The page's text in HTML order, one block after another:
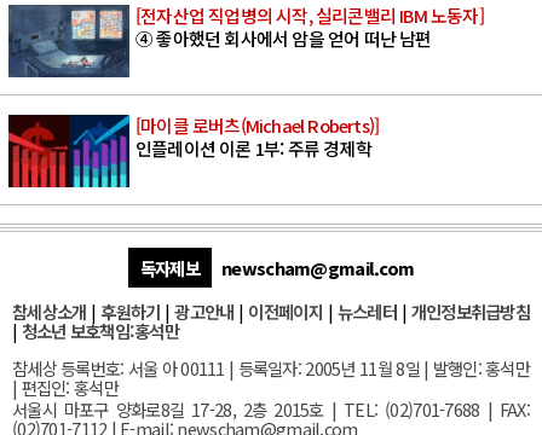
[전자산업 직업병의 시작, 실리콘밸리 IBM 노동자]
④ 좋아했던 회사에서 암을 얻어 떠난 남편
[마이클 로버츠(Michael Roberts)]
인플레이션 이론 1부: 주류 경제학
독자제보
newscham@gmail.com
참세상소개 | 후원하기 |광고안내 | 이전페이지 | 뉴스레터| 개인정보취급방침
| 청소년 보호책임:홍석만
참세상 등록번호: 서울 아 00111 | 등록일자: 2005년 11월 8일 | 발행인: 홍석만
| 편집인: 홍석만
서울시 마포구 양화로8길 17-28, 2층 2015호| TEL: (02)701-7688 | FAX:
(02)701-7112 | E-mail:newscham@gmail.com